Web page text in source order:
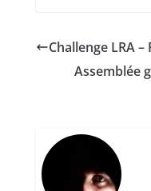
Challenge LRA –
Assemblée